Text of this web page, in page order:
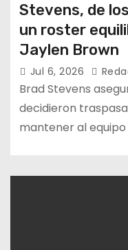
Stevens, de
un roster
Jaylen Brown
Jul 6, 2026
Brad Stevens
decidieron
mantener al